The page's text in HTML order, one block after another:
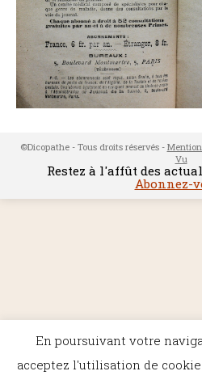
©Dicopathe - Tous droits réservés -
Vu
Restez à l'affût des
Abonnez-
En poursuivant votre
acceptez l'utilisation de